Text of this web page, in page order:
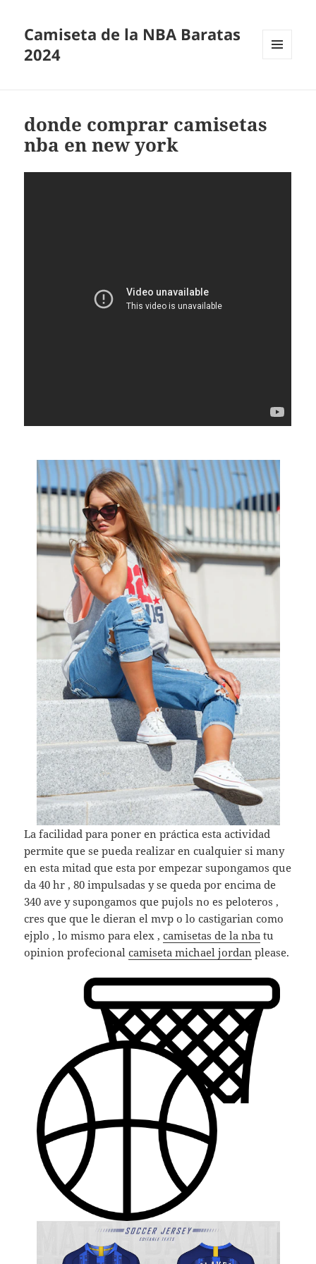
Camiseta de la NBA Baratas
2024
donde comprar camisetas
nba en new york
La facilidad para poner en práctica esta actividad
permite que se pueda realizar en cualquier si many
en esta mitad que esta por empezar supongamos que
da 40 hr , 80 impulsadas y se queda por encima de
340 ave y supongamos que pujols no es peloteros ,
cres que que le dieran el mvp o lo castigarian como
ejplo , lo mismo para elex ,camisetas de la nba tu
opinion profecionalcamiseta michael jordan please.